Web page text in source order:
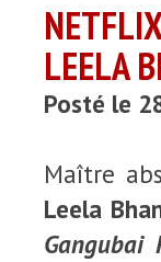
LEELA
Posté le
Maître
Leela
Gangubai